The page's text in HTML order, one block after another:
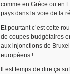
comme en Grèce ou en
pays dans la voie de la
Et pourtant c’est cette
de coupes budgétaires
aux injonctions de
européens !
Il est temps de dire ça